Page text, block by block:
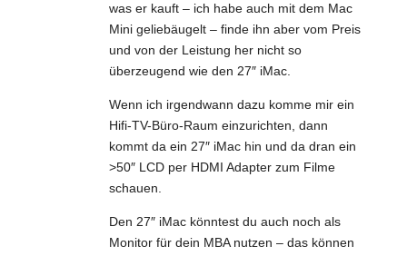
was er kauft – ich habe auch mit dem Mac
Mini geliebäugelt – finde ihn aber vom Preis
und von der Leistung her nicht so
überzeugend wie den 27″ iMac.
Wenn ich irgendwann dazu komme mir ein
Hifi-TV-Büro-Raum einzurichten, dann
kommt da ein 27″ iMac hin und da dran ein
>50″ LCD per HDMI Adapter zum Filme
schauen.
Den 27″ iMac könntest du auch noch als
Monitor für dein MBA nutzen – das können